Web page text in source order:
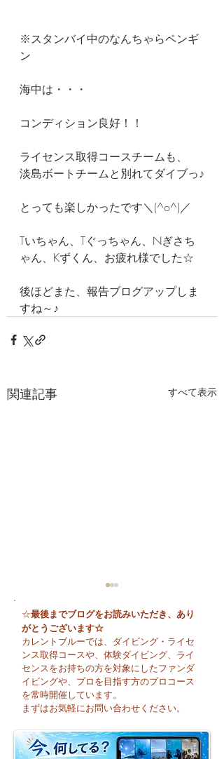
※スタンバイ中のなんちゃらペンギ
ン
海中は・・・
コンディション良好！！
ライセンス取得コースチームも、
淡島ボートチームと別れてダイブっ♪
とっても楽しかったです＼(^o^)／
Tいちゃん、Tぐっちゃん、Nぎさち
ゃん、Kずくん、お疲れ様でした☆
後ほどまた、報告ブログアップしま
すね～♪
関連記事 すべて表示
🌈 海の上に広がる虹♪
☆最後までブログをお読みいただき、あり
がとうございます☆
カレントブルーでは、ダイビング・ライセ
ンス取得コースや、体験ダイビング、ライ
センスをお持ちの方を対象にしたファンダ
イビングや、プロを目指す方のプロコース
を常時開催しています。
まずはお気軽にお問い合わせください。